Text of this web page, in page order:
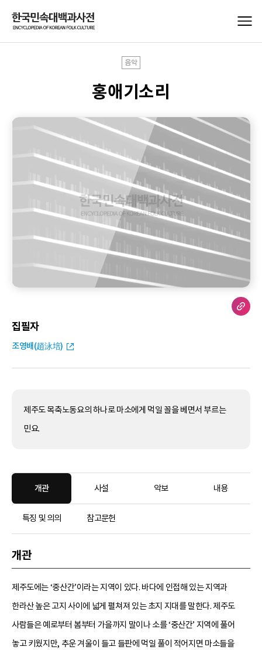
음악
홍애기소리
집필자
조영배(趙泳培)
제주도 목축노동요의 하나로 마소에게 먹일 꼴을 베면서 부르는
민요.
개관 사설 악보 내용
특징 및 의의 참고문헌
개관
제주도에는 ‘중산간’이라는 지역이 있다. 바다에 인접해 있는 지역과
한라산 높은 고지 사이에 넓게 펼쳐져 있는 초지 지대를 말한다. 제주도
사람들은 예로부터 봄부터 가을까지 말이나 소를 ‘중산간’ 지역에 풀어
놓고 키웠지만, 추운 겨울이 들고 들판에 먹일 풀이 적어지면 마소들을